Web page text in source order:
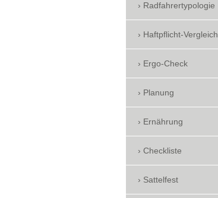
Radfahrertypologie
Haftpflicht-Vergleich
Ergo-Check
Planung
Ernährung
Checkliste
Sattelfest